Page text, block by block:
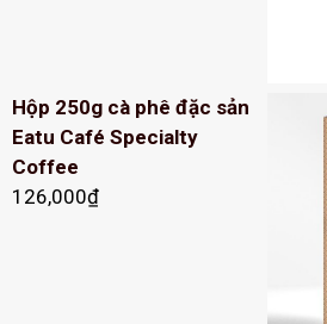
Hộp 250g cà phê đặc sản
Eatu Café Specialty
Coffee
126,000₫